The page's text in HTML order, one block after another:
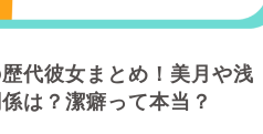
代彼女まとめ！美月や浅
は？潔癖って本当？